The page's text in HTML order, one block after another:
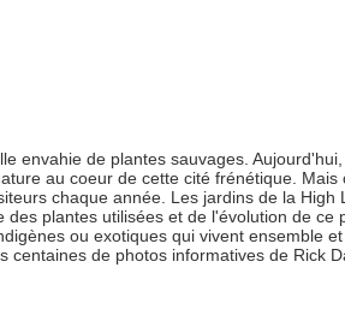
envahie de plantes sauvages.
au coeur de cette cité frénétique. Mais
chaque année. Les jardins de la High
plantes utilisées et de l'évolution de ce
ou exotiques qui vivent ensemble
de photos informatives de Rick